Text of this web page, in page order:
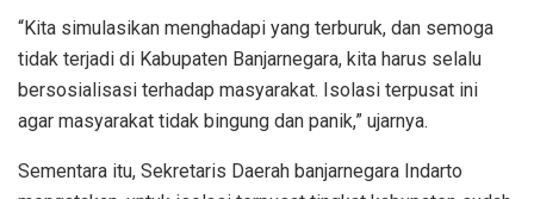
“Kita simulasikan menghadapi yang terburuk, dan semoga
tidak terjadi di Kabupaten Banjarnegara, kita harus selalu
bersosialisasi terhadap masyarakat. Isolasi terpusat ini
agar masyarakat tidak bingung dan panik,” ujarnya.
Sementara itu, Sekretaris Daerah banjarnegara Indarto